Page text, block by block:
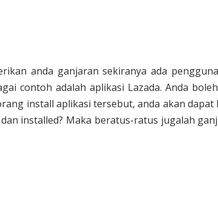
anda ganjaran sekiranya ada
contoh adalah aplikasi Lazada. Anda
install aplikasi tersebut, anda akan dapat
installed? Maka beratus-ratus jugalah